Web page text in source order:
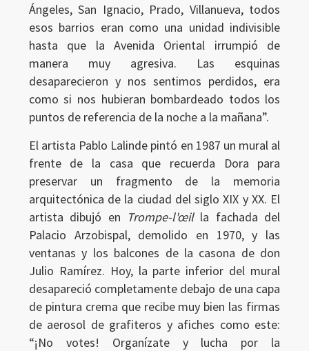
Ángeles, San Ignacio, Prado, Villanueva, todos
esos barrios eran como una unidad indivisible
hasta que la Avenida Oriental irrumpió de
manera muy agresiva. Las esquinas
desaparecieron y nos sentimos perdidos, era
como si nos hubieran bombardeado todos los
puntos de referencia de la noche a la mañana”.
El artista Pablo Lalinde pintó en 1987 un mural al
frente de la casa que recuerda Dora para
preservar un fragmento de la memoria
arquitectónica de la ciudad del siglo XIX y XX. El
artista dibujó en Trompe-l'œilla fachada del
Palacio Arzobispal, demolido en 1970, y las
ventanas y los balcones de la casona de don
Julio Ramírez. Hoy, la parte inferior del mural
desapareció completamente debajo de una capa
de pintura crema que recibe muy bien las firmas
de aerosol de grafiteros y afiches como este:
“¡No votes! Organízate y lucha por la